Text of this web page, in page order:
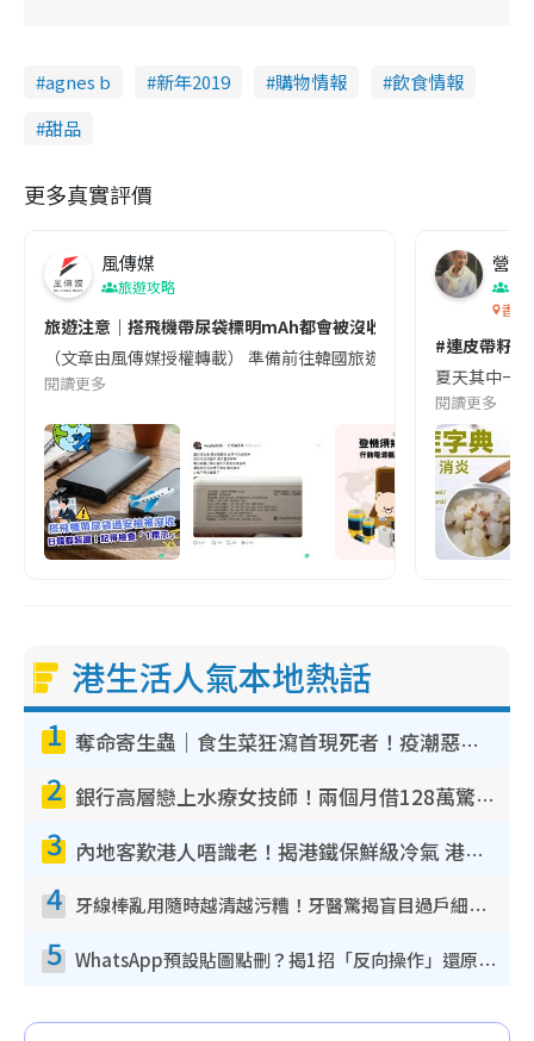
agnes b 新年2019 購物情報
飲食情報
甜品
更多真實評價
風傳媒
旅遊攻略
旅遊注意｜搭飛機帶尿袋標明mAh都會被沒收😱出發前切記檢查
（文章由風傳媒授權轉載） 準備前往韓國旅遊的民眾，近期要
閱讀更多
營養
香港
#連皮帶籽
夏天其中一
閱讀更多
港生活人氣本地熱話
1 奪命寄生蟲｜食生菜狂瀉首現死者！疫潮惡化錄1.8萬宗病例 揭洗菜3大謬誤
2 銀行高層戀上水療女技師！兩個月借128萬驚覺「沉船」沉落火海 揭背後疑似邪教操控賣淫
3 內地客歎港人唔識老！揭港鐵保鮮級冷氣 港人求放過：咪投訴
4 牙線棒亂用隨時越清越污糟！牙醫驚揭盲目過戶細菌恐致蛀牙：呢種先係日常真保養
5 WhatsApp預設貼圖點刪？揭1招「反向操作」還原簡潔介面 附3步實測教學